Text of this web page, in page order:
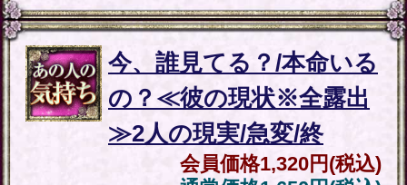
れ、送信されます。
特定商取引法に基づく表記
特定商取引法に基づく表記
このサービスのお問い合わせは
こちらをご覧ください。